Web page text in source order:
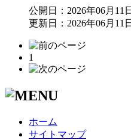
公開日：2026年06月11
更新日：2026年06月11
1
ホーム
サイトマップ